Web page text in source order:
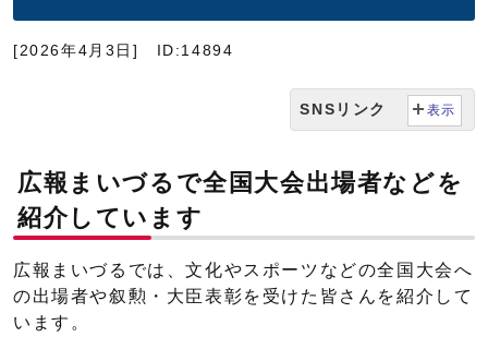
[2026年4月3日] ID:14894
SNSリンク 表示
広報まいづるで全国大会出場者などを
紹介しています
広報まいづるでは、文化やスポーツなどの全国大会へ
の出場者や叙勲・大臣表彰を受けた皆さんを紹介して
います。